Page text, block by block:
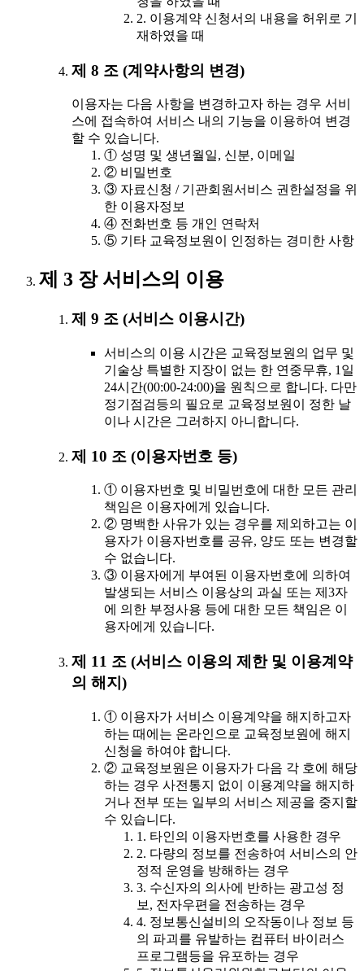
2. 이용계약 신청서의 내용을 허위로 기
재하였을 때
제 8 조 (계약사항의 변경)
이용자는 다음 사항을 변경하고자 하는 경우 서비
스에 접속하여 서비스 내의 기능을 이용하여 변경
할 수 있습니다.
① 성명 및 생년월일, 신분, 이메일
② 비밀번호
③ 자료신청 / 기관회원서비스 권한설정을 위
한 이용자정보
④ 전화번호 등 개인 연락처
⑤ 기타 교육정보원이 인정하는 경미한 사항
제 3 장 서비스의 이용
제 9 조 (서비스 이용시간)
서비스의 이용 시간은 교육정보원의 업무 및
기술상 특별한 지장이 없는 한 연중무휴, 1일
24시간(00:00-24:00)을 원칙으로 합니다. 다만
정기점검등의 필요로 교육정보원이 정한 날
이나 시간은 그러하지 아니합니다.
제 10 조 (이용자번호 등)
① 이용자번호 및 비밀번호에 대한 모든 관리
책임은 이용자에게 있습니다.
② 명백한 사유가 있는 경우를 제외하고는 이
용자가 이용자번호를 공유, 양도 또는 변경할
수 없습니다.
③ 이용자에게 부여된 이용자번호에 의하여
발생되는 서비스 이용상의 과실 또는 제3자
에 의한 부정사용 등에 대한 모든 책임은 이
용자에게 있습니다.
제 11 조 (서비스 이용의 제한 및 이용계약
의 해지)
① 이용자가 서비스 이용계약을 해지하고자
하는 때에는 온라인으로 교육정보원에 해지
신청을 하여야 합니다.
② 교육정보원은 이용자가 다음 각 호에 해당
하는 경우 사전통지 없이 이용계약을 해지하
거나 전부 또는 일부의 서비스 제공을 중지할
수 있습니다.
1. 타인의 이용자번호를 사용한 경우
2. 다량의 정보를 전송하여 서비스의 안
정적 운영을 방해하는 경우
3. 수신자의 의사에 반하는 광고성 정
보, 전자우편을 전송하는 경우
4. 정보통신설비의 오작동이나 정보 등
의 파괴를 유발하는 컴퓨터 바이러스
프로그램등을 유포하는 경우